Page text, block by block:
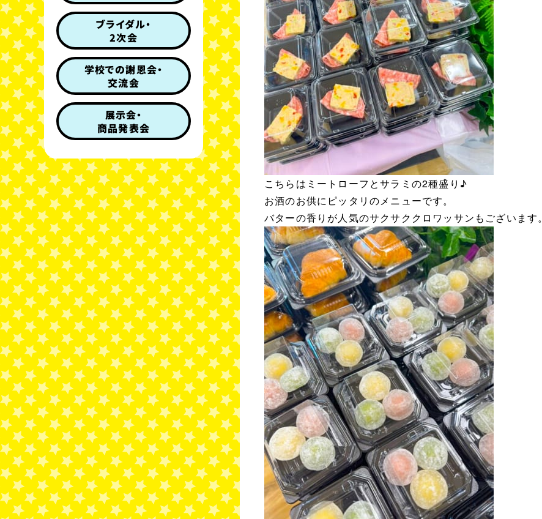
ブライダル・
2次会
学校での謝恩会・
交流会
展示会・
商品発表会
こちらはミートローフとサラミの2種盛り♪
お酒のお供にピッタリのメニューです。
バターの香りが人気のサクサククロワッサンもございます。